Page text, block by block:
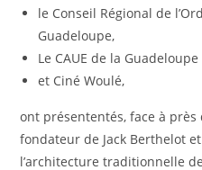
le Conseil Régional de
Guadeloupe,
Le CAUE de la Guadeloupe
et Ciné Woulé,
ont présententés, face à près
fondateur de Jack Berthelot
l’architecture traditionnelle